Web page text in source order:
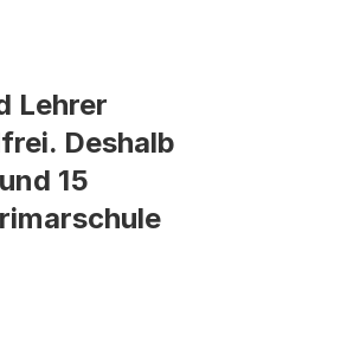
Lehrer
Deshalb
15